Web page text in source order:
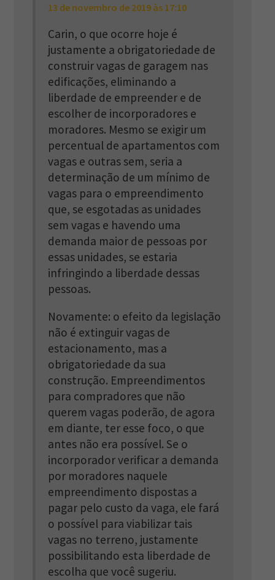
13 de novembro de 2019 às 17:10
Carin, o que ocorre hoje é
justamente a obrigatoriedade de
construir vagas de garagem nas
edificações, eliminando a
liberdade de empreender e de
escolher de incorporadores e
moradores. Mesmo se exigir um
percentual de apartamentos com
vagas e outras sem, seria a
determinação de um mínimo de
vagas para o empreendimento
que, se esgotadas as unidades
sem vagas e havendo uma
demanda maior de pessoas por
essas unidades, se estaria
infringindo a liberdade dessas
pessoas.
Novamente: o efeito da legislação
não é extinguir vagas de
estacionamento, mas a
obrigatoriedade da sua
construção. Empreendimentos
para compradores que não
querem vagas poderão, de agora
em diante, ter esse foco, o que
antes não era possível. Se o
incorporador verificar a demanda
por moradores naquele
empreendimento dispostas a
pagar pelo custo da vaga, ele fará
o possível para viabilizar tais
vagas no terreno, justamente
possibilitando esta liberdade de
escolha que você sugeriu.